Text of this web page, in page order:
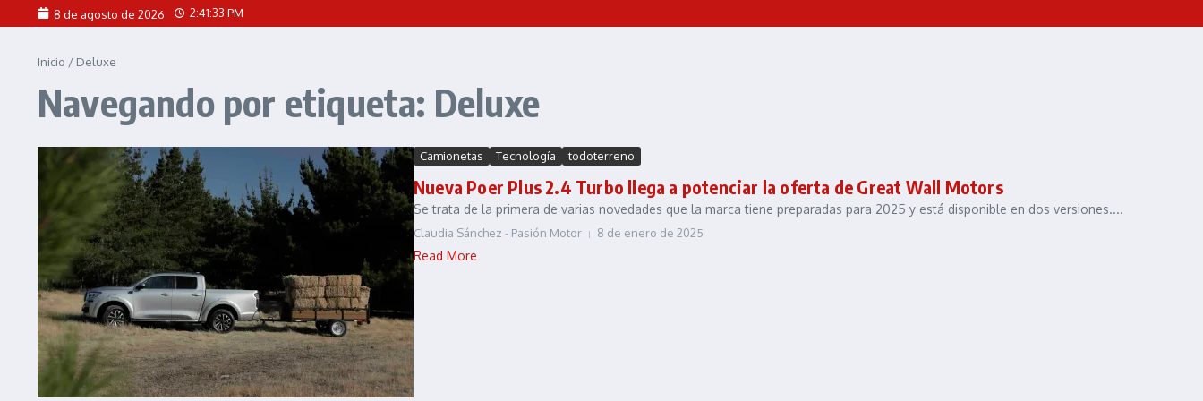
Saltar al contenido8 de agosto de 2026 2:41:33 PM
Inicio / Deluxe
Navegando por etiqueta: Deluxe
Camionetas Tecnología todoterreno
Nueva Poer Plus 2.4 Turbo llega a potenciar la oferta de Great Wall Motors
Se trata de la primera de varias novedades que la marca tiene preparadas para 2025 y está disponible en dos versiones....
Claudia Sánchez - Pasión Motor 8 de enero de 2025
Read More